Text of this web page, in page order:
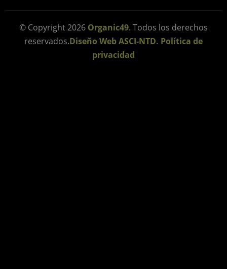
© Copyright 2026 Organic49. Todos los derechos
reservados.Diseño Web ASCI-NTD. Política de
privacidad